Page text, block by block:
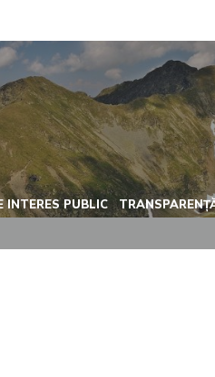
INTERES PUBLIC